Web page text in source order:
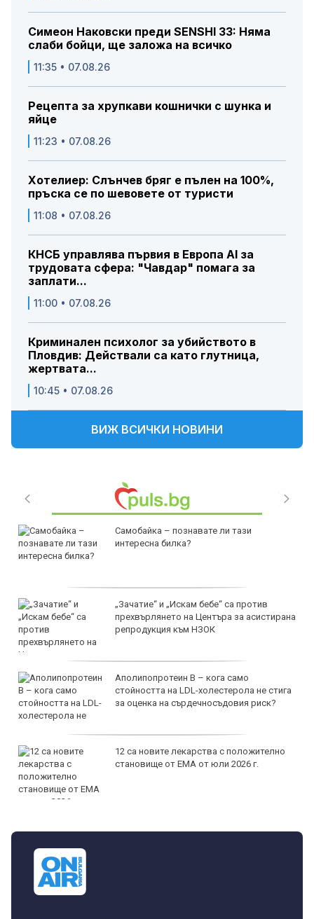
Симеон Наковски преди SENSHI 33: Няма
слаби бойци, ще заложа на всичко
11:35 • 07.08.26
Рецепта за хрупкави кошнички с шунка и
яйце
11:23 • 07.08.26
Хотелиер: Слънчев бряг е пълен на 100%,
пръска се по шевовете от туристи
11:08 • 07.08.26
КНСБ управлява първия в Европа AI за
трудовата сфера: "Чавдар" помага за
заплати...
11:00 • 07.08.26
Криминален психолог за убийството в
Пловдив: Действали са като глутница,
жертвата...
10:45 • 07.08.26
ВИЖ ВСИЧКИ НОВИНИ
Самобайка – познавате ли тази
интересна билка?
„Зачатие“ и „Искам бебе“ са против
прехвърлянето на Центъра за асистирана
репродукция към НЗОК
Аполипопротеин B – кога само
стойността на LDL-холестерола не стига
за оценка на сърдечносъдовия риск?
12 са новите лекарства с положително
становище от ЕМА от юли 2026 г.